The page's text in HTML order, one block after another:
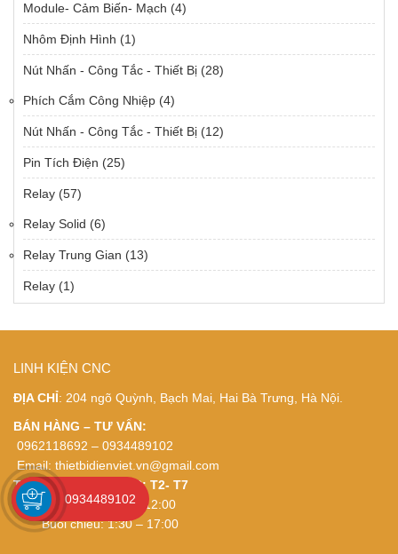
Module- Cảm Biến- Mạch (4)
Nhôm Định Hình (1)
Nút Nhấn - Công Tắc - Thiết Bị (28)
Phích Cắm Công Nhiệp (4)
Nút Nhấn - Công Tắc - Thiết Bị (12)
Pin Tích Điện (25)
Relay (57)
Relay Solid (6)
Relay Trung Gian (13)
Relay (1)
LINH KIỆN CNC
ĐỊA CHỈ: 204 ngõ Quỳnh, Bạch Mai, Hai Bà Trưng, Hà Nội.
BÁN HÀNG – TƯ VẤN:
0962118692 – 0934489102
Email: thietbidienviet.vn@gmail.com
THỜI GIAN LÀM VIỆC: T2- T7
Buổi sáng: 8:30 – 12:00
Buổi chiều: 1:30 – 17:00
0934489102